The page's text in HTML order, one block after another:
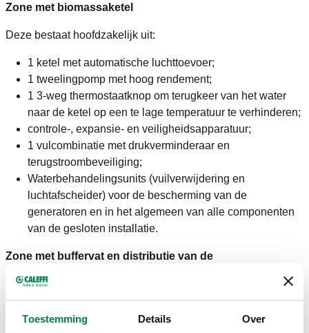
Toestemming Details Over
Zone met biomassaketel
Deze bestaat hoofdzakelijk uit:
1 ketel met automatische luchttoevoer;
1 tweelingpomp met hoog rendement;
1 3-weg thermostaatknop om terugkeer van het water
naar de ketel op een te lage temperatuur te verhinderen;
controle-, expansie- en veiligheidsapparatuur;
1 vulcombinatie met drukverminderaar en
terugstroombeveiliging;
Waterbehandelingsunits (vuilverwijdering en
luchtafscheider) voor de bescherming van de
generatoren en in het algemeen van alle componenten
van de gesloten installatie.
Zone met buffervat en distributie van de
Deze bestaat hoofdzakelijk uit: